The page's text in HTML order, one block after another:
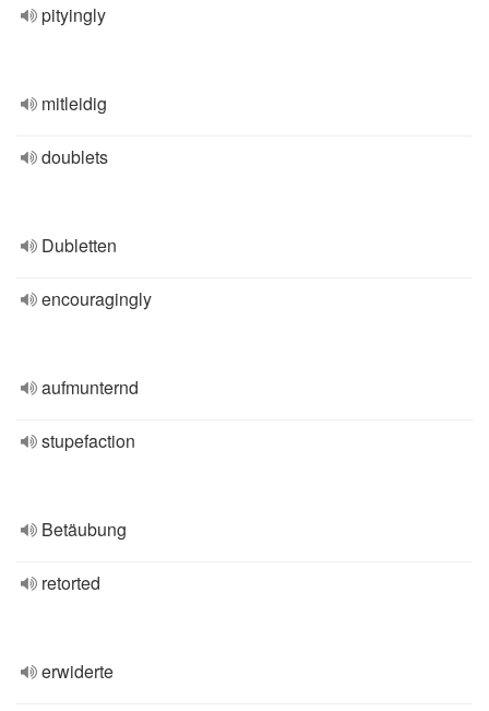
pityingly
mitleidig
doublets
Dubletten
encouragingly
aufmunternd
stupefaction
Betäubung
retorted
erwiderte